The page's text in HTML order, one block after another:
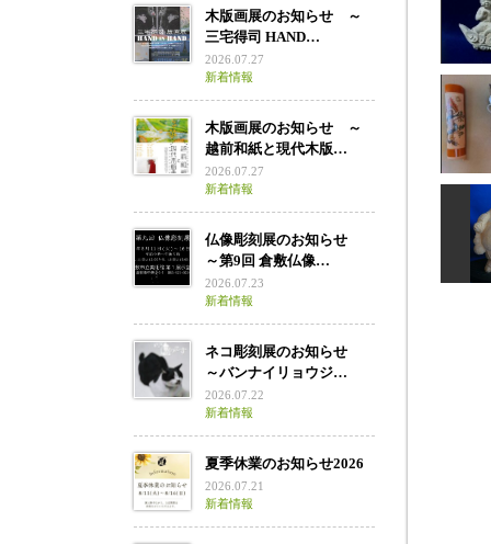
千手
雲中
木版画展のお知らせ ～
三宅得司 HAND…
2026.07.27
新着情報
木版画展のお知らせ ～
越前和紙と現代木版…
2026.07.27
新着情報
仏像彫刻展のお知らせ
～第9回 倉敷仏像…
2026.07.23
新着情報
ネコ彫刻展のお知らせ
～バンナイリョウジ…
2026.07.22
新着情報
夏季休業のお知らせ2026
2026.07.21
新着情報